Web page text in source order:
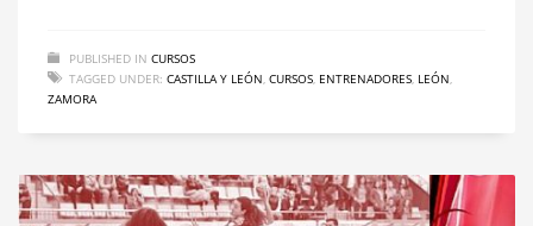
PUBLISHED IN CURSOS
TAGGED UNDER: CASTILLA Y LEÓN CURSOS ENTRENADORES LEÓN
ZAMORA